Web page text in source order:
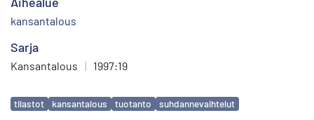
kansantalous
Sarja
Kansantalous | 1997:19
Avainsanat
tilastot kansantalous tuotanto suhdannevaihtelut